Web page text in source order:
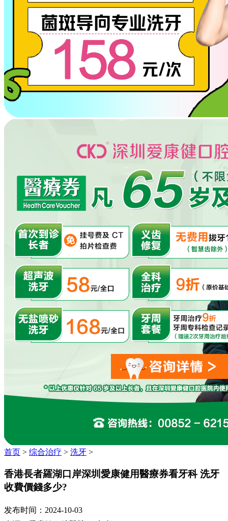
首页 > 综合治疗 > 洗牙 >
香港長者羅湖口岸深圳愛康健用醫療券看牙科 洗牙
收費價錢多少?
发布时间：2024-10-03